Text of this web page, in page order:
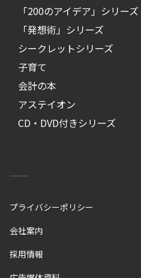
「200のアイデア」シリーズ
「発想術」シリーズ
シークレットシリーズ
子育て
会計の本
アステイオン
CD・DVD付きシリーズ
プライバシーポリシー
会社案内
採用情報